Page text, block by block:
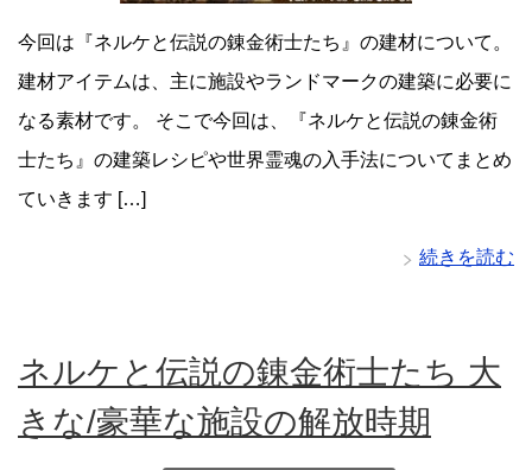
今回は『ネルケと伝説の錬金術士たち』の建材について。
建材アイテムは、主に施設やランドマークの建築に必要に
なる素材です。 そこで今回は、『ネルケと伝説の錬金術
士たち』の建築レシピや世界霊魂の入手法についてまとめ
ていきます […]
続きを読む
ネルケと伝説の錬金術士たち 大
きな/豪華な施設の解放時期